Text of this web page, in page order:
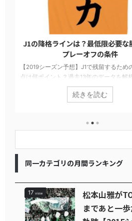
松本山雅がTOP15まであと一歩だ
【2015シーズン】
2015シーズンに松本山雅がJ1のTOP15に
した軌跡を振り返ります。J1に残ること
った4試合を当時の他チームの状況や気
ています。最終順位は16位でしたが最後
続きを読む
同一カテゴリの月間ランキング
17 view
松本山雅が
まであと一